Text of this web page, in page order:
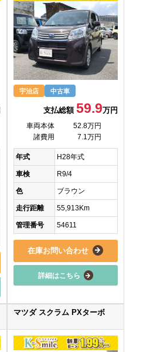
宇治店 中古車
支払総額59.9万円
車両本体
52.8万円
諸費用
7.1万円
年式 H28年式
車検 R9/4
色 ブラウン
走行距離 55,913Km
管理番号 54611
在庫お問い合わせ
詳細はこちら
マツダ スクラム PXターボ